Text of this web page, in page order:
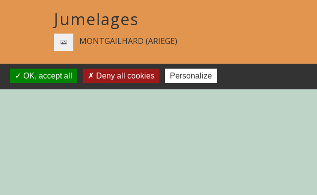
Jumelages
MONTGAILHARD (ARIEGE)
OK, accept all Deny all cookies Personalize